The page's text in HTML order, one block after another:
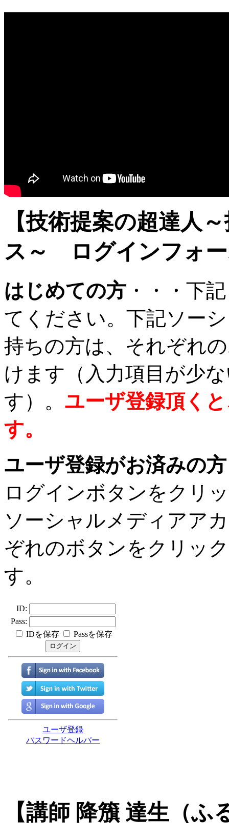
【技術提案の超達人
ス～ ログインフォ
はじめての方 ・・・下
てください。下記ソー
持ちの方は、それぞれ
けます（入力項目が少
す）。 ユーザ登録頂く
す。
ユーザ登録がお済みの方
ログインボタンをクリ
ソーシャルメディアア
ぞれのボタンをクリッ
す。
【講師 降籏 達生（